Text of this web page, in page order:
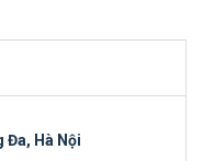
Đa, Hà Nội